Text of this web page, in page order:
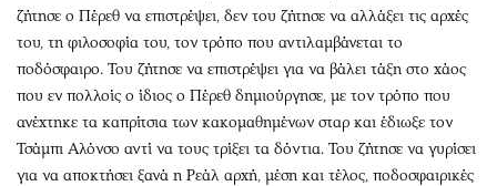
ζήτησε ο Πέρεθ να επιστρέψει, δεν του ζήτησε να αλλάξει τις αρχές
του, τη φιλοσοφία του, τον τρόπο που αντιλαμβάνεται το
ποδόσφαιρο. Του ζήτησε να επιστρέψει για να βάλει τάξη στο χάος
που εν πολλοίς ο ίδιος ο Πέρεθ δημιούργησε, με τον τρόπο που
ανέχτηκε τα καπρίτσια των κακομαθημένων σταρ και έδιωξε τον
Τσάμπι Αλόνσο αντί να τους τρίξει τα δόντια. Του ζήτησε να γυρίσει
για να αποκτήσει ξανά η Ρεάλ αρχή, μέση και τέλος, ποδοσφαιρικές